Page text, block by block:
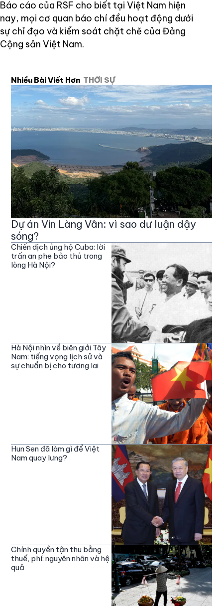
Báo cáo của RSF cho biết tại Việt Nam hiện
nay, mọi cơ quan báo chí đều hoạt động dưới
sự chỉ đạo và kiểm soát chặt chẽ của Đảng
Cộng sản Việt Nam.
Nhiều Bài Viết Hơn THỜI SỰ
Dự án Vin Làng Vân: vì sao dư luận dậy
sóng?
Chiến dịch ủng hộ Cuba: lời
trấn an phe bảo thủ trong
lòng Hà Nội?
Hà Nội nhìn về biên giới Tây
Nam: tiếng vọng lịch sử và
sự chuẩn bị cho tương lai
Hun Sen đã làm gì để Việt
Nam quay lưng?
Chính quyền tận thu bằng
thuế, phí: nguyên nhân và hệ
quả